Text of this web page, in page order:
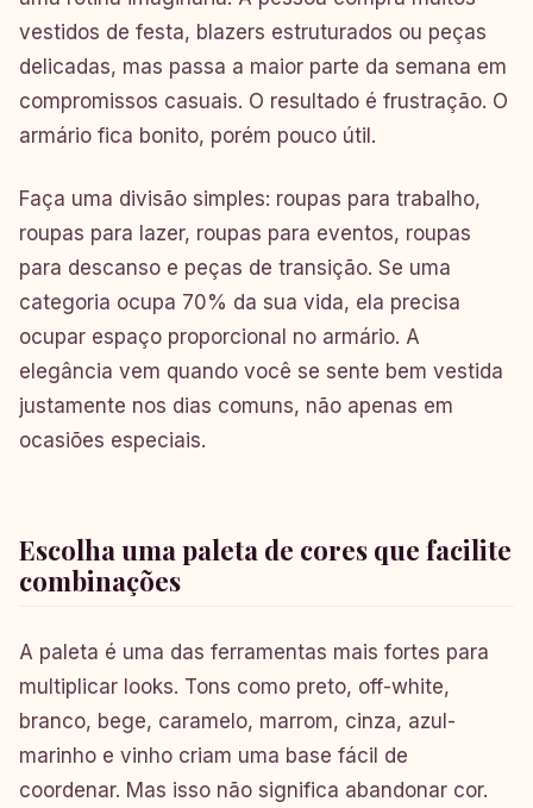
vestidos de festa, blazers estruturados ou peças
delicadas, mas passa a maior parte da semana em
compromissos casuais. O resultado é frustração. O
armário fica bonito, porém pouco útil.
Faça uma divisão simples: roupas para trabalho,
roupas para lazer, roupas para eventos, roupas
para descanso e peças de transição. Se uma
categoria ocupa 70% da sua vida, ela precisa
ocupar espaço proporcional no armário. A
elegância vem quando você se sente bem vestida
justamente nos dias comuns, não apenas em
ocasiões especiais.
Escolha uma paleta de cores que facilite
combinações
A paleta é uma das ferramentas mais fortes para
multiplicar looks. Tons como preto, off-white,
branco, bege, caramelo, marrom, cinza, azul-
marinho e vinho criam uma base fácil de
coordenar. Mas isso não significa abandonar cor.